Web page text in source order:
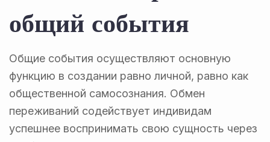
общий события
Общие события осуществляют основную
функцию в создании равно личной, равно как
общественной самосознания. Обмен
переживаний содействует индивидам
успешнее воспринимать свою сущность через